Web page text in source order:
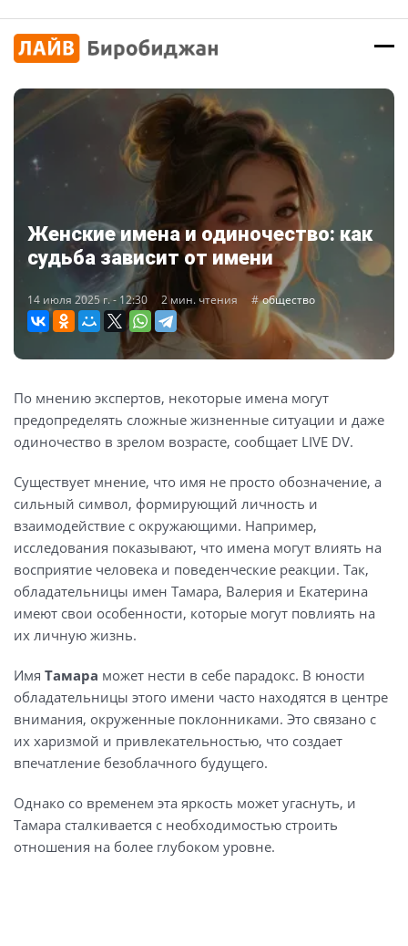
Женские имена и одиночество: как
судьба зависит от имени
14 июля 2025 г. - 12:30 2 мин. чтения общество
По мнению экспертов, некоторые имена могут
предопределять сложные жизненные ситуации и даже
одиночество в зрелом возрасте, сообщает LIVE DV.
Существует мнение, что имя не просто обозначение, а
сильный символ, формирующий личность и
взаимодействие с окружающими. Например,
исследования показывают, что имена могут влиять на
восприятие человека и поведенческие реакции. Так,
обладательницы имен Тамара, Валерия и Екатерина
имеют свои особенности, которые могут повлиять на
их личную жизнь.
Имя Тамара может нести в себе парадокс. В юности
обладательницы этого имени часто находятся в центре
внимания, окруженные поклонниками. Это связано с
их харизмой и привлекательностью, что создает
впечатление безоблачного будущего.
Однако со временем эта яркость может угаснуть, и
Тамара сталкивается с необходимостью строить
отношения на более глубоком уровне.